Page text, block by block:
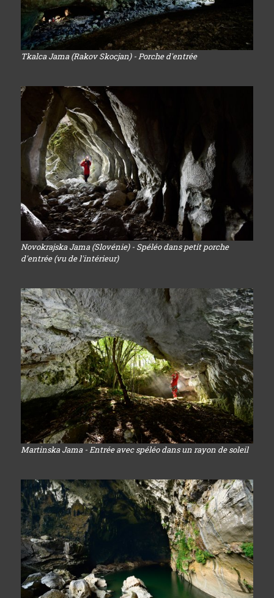
Tkalca Jama (Rakov Skocjan) - Porche d'entrée
Novokrajska Jama (Slovénie) - Spéléo dans petit porche
d'entrée (vu de l'intérieur)
Martinska Jama - Entrée avec spéléo dans un rayon de soleil